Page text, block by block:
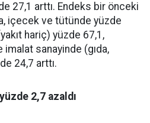
27,1 arttı. Endeks bir önceki
içecek ve tütünde yüzde
hariç) yüzde 67,1,
imalat sanayinde (gıda,
24,7 arttı.
2,7 azaldı